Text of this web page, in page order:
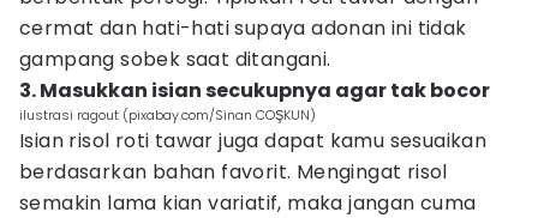
cermat dan hati-hati supaya adonan ini tidak
gampang sobek saat ditangani.
3. Masukkan isian secukupnya agar tak bocor
ilustrasi ragout (pixabay.com/Sinan COŞKUN)
Isian risol roti tawar juga dapat kamu sesuaikan
berdasarkan bahan favorit. Mengingat risol
semakin lama kian variatif, maka jangan cuma